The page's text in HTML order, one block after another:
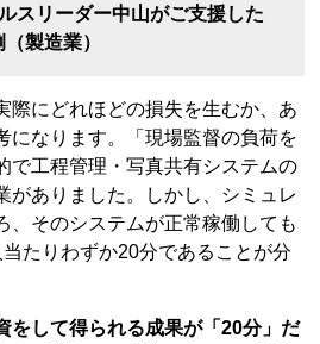
スリーダー中山がご支援した
製造業）
際にどれほどの損失を生むか、あ
になります。「現場監督の負荷を
で工程管理・写真共有システムの
がありました。しかし、シミュレ
、そのシステムが正常稼働しても
たりわずか20分であることが分
をして得られる成果が「20分」だ